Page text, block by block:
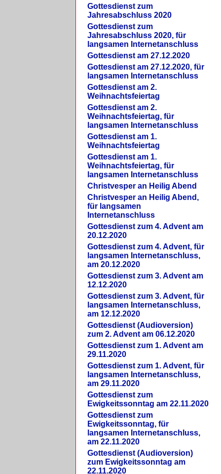
Gottesdienst zum
Jahresabschluss 2020
Gottesdienst zum
Jahresabschluss 2020, für
langsamen Internetanschluss
Gottesdienst am 27.12.2020
Gottesdienst am 27.12.2020, für
langsamen Internetanschluss
Gottesdienst am 2.
Weihnachtsfeiertag
Gottesdienst am 2.
Weihnachtsfeiertag, für
langsamen Internetanschluss
Gottesdienst am 1.
Weihnachtsfeiertag
Gottesdienst am 1.
Weihnachtsfeiertag, für
langsamen Internetanschluss
Christvesper an Heilig Abend
Christvesper an Heilig Abend,
für langsamen
Internetanschluss
Gottesdienst zum 4. Advent am
20.12.2020
Gottesdienst zum 4. Advent, für
langsamen Internetanschluss,
am 20.12.2020
Gottesdienst zum 3. Advent am
12.12.2020
Gottesdienst zum 3. Advent, für
langsamen Internetanschluss,
am 12.12.2020
Gottesdienst (Audioversion)
zum 2. Advent am 06.12.2020
Gottesdienst zum 1. Advent am
29.11.2020
Gottesdienst zum 1. Advent, für
langsamen Internetanschluss,
am 29.11.2020
Gottesdienst zum
Ewigkeitssonntag am 22.11.2020
Gottesdienst zum
Ewigkeitssonntag, für
langsamen Internetanschluss,
am 22.11.2020
Gottesdienst (Audioversion)
zum Ewigkeitssonntag am
22.11.2020